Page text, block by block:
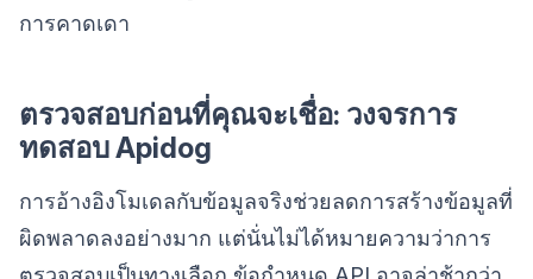
การคาดเดา
ตรวจสอบก่อนที่คุณจะเชื่อ: วงจรการ
ทดสอบ Apidog
การอ้างอิงโมเดลกับข้อมูลจริงช่วยลดการสร้างข้อมูลที่
ผิดพลาดลงอย่างมาก แต่นั่นไม่ได้หมายความว่าการ